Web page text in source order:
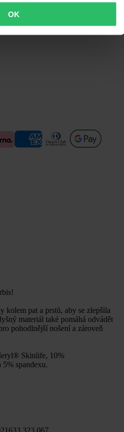
OK
kolem pat a prstů, aby se zlepšila
materiál také pomáhá odvádět
pohodlnější nošení a zároveň
Skinlife, 10%
spandexu.